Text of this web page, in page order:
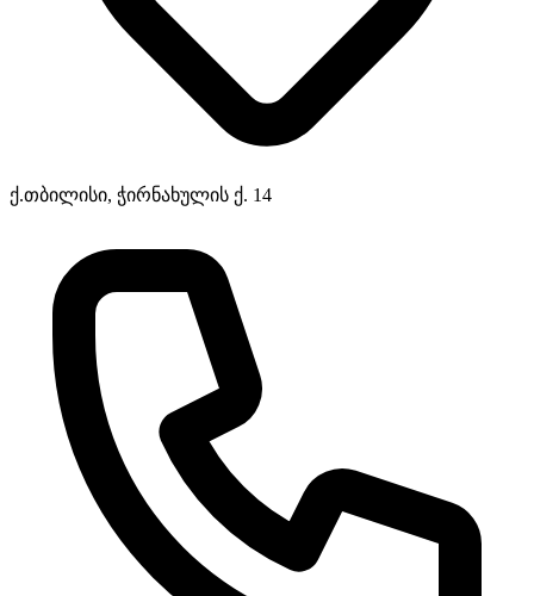
ქ.თბილისი, ჭირნახულის ქ. 14